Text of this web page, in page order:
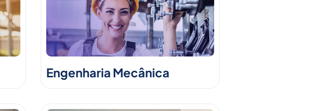
Engenharia Mecânica